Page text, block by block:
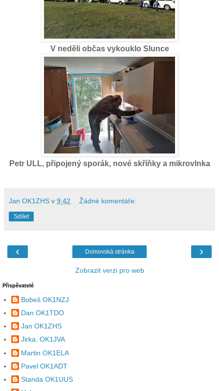
V neděli občas vykouklo Slunce
Petr ULL, připojený sporák, nové skříňky a mikrovlnka
Jan OK1ZHS v 9:42 Žádné komentáře:
Sdílet
‹ ›
Domovská stránka
Zobrazit verzi pro web
Přispěvatelé
Bobeš OK1NZJ
Dan OK1TDO
Jan OK1ZHS
Jirka, OK1JVA
Martin OK1ELA
Pavel OK1ADT
Standa OK1UUS